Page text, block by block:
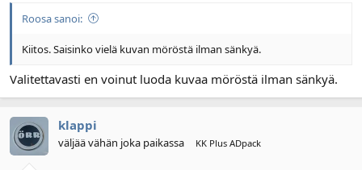
Roosa sanoi:
Kiitos. Saisinko vielä kuvan möröstä ilman sänkyä.
Valitettavasti en voinut luoda kuvaa möröstä ilman sänkyä.
klappi
väljää vähän joka paikassa KK Plus ADpack